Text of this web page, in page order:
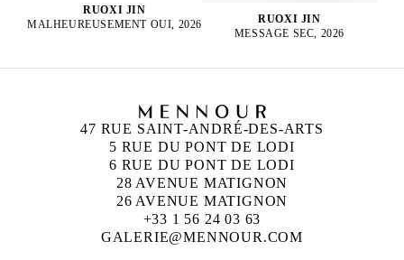
RUOXI JIN
MALHEUREUSEMENT OUI, 2026
RUOXI JIN
MESSAGE SEC, 2026
47 RUE SAINT-ANDRÉ-DES-ARTS
5 RUE DU PONT DE LODI
6 RUE DU PONT DE LODI
28 AVENUE MATIGNON
26 AVENUE MATIGNON
+33 1 56 24 03 63
GALERIE@MENNOUR.COM